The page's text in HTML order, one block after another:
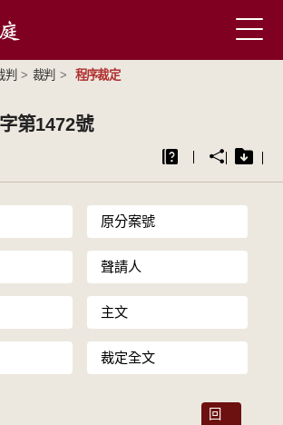
判 > 裁判 > 程序裁定
第1472號
原分案號
聲請人
主文
裁定全文
回